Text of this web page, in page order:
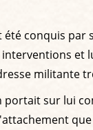
conquis
et
militante
sur lui